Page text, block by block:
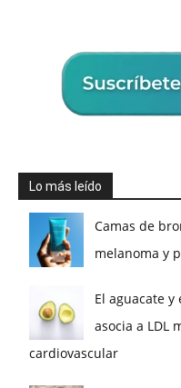
Lo más leído
Camas de
melanoma y
El aguacate
asocia a LDL
cardiovascular